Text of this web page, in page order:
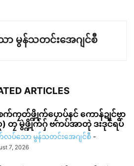
မွန်သတင်းအေဂျင်စီ
ARTICLES
ကၠတ်ဖ္ဍိုက်ပၠောပ်နင် ကောန်ဍုင်ဗၟာ
) တၠ မွဲဖ္ဍိုက်ဂှ် ဗကပ်အာတုဲ ဒးဒုင်ရပ်
ပ်သော မွန်သတင်းအေဂျင်စီ -
7, 2026